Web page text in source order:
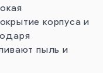
корпуса и
пыль и